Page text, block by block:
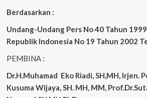
Berdasarkan :
Undang-Undang Pers No 40 Tahun 1999
Republik Indonesia No 19 Tahun 2002
PEMBINA :
Dr.H.Muhamad Eko Riadi, SH,MH, Irjen.
Kusuma Wijaya, SH. MH, MM,